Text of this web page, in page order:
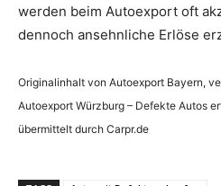
werden beim Autoexport oft
dennoch ansehnliche Erlöse
Originalinhalt von Autoexport Bayern,
Autoexport Würzburg – Defekte Autos
übermittelt durch Carpr.de